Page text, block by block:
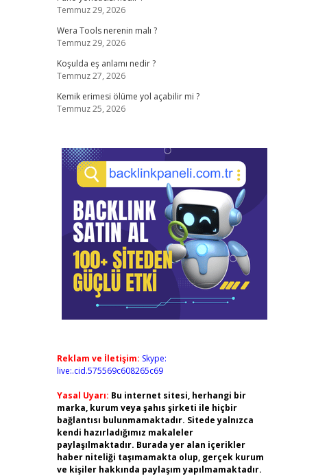
Temmuz 29, 2026
Wera Tools nerenin malı ?
Temmuz 29, 2026
Koşulda eş anlamı nedir ?
Temmuz 27, 2026
Kemik erimesi ölüme yol açabilir mi ?
Temmuz 25, 2026
Reklam ve İletişim: Skype:
live:.cid.575569c608265c69
Yasal Uyarı: Bu internet sitesi, herhangi bir
marka, kurum veya şahıs şirketi ile hiçbir
bağlantısı bulunmamaktadır. Sitede yalnızca
kendi hazırladığımız makaleler
paylaşılmaktadır. Burada yer alan içerikler
haber niteliği taşımamakta olup, gerçek kurum
ve kişiler hakkında paylaşım yapılmamaktadır.